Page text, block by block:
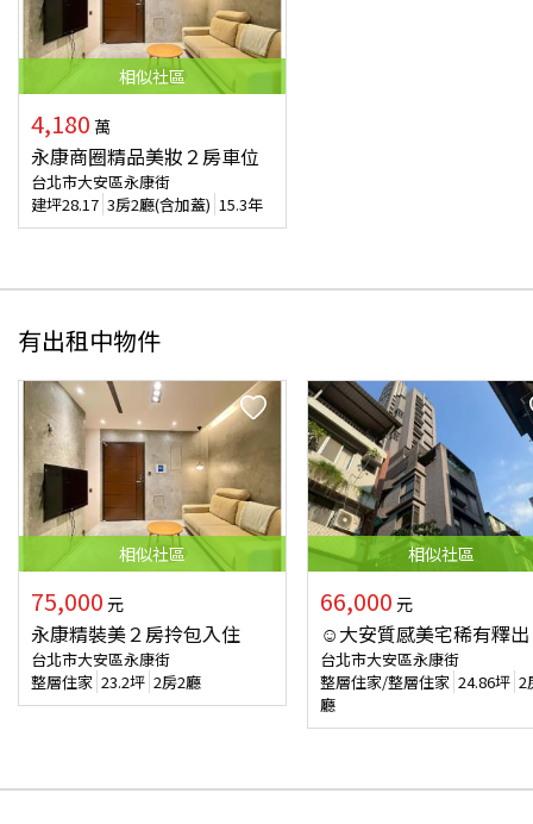
相似社區
4,180 萬
永康商圈精品美妝２房車位
台北市大安區永康街
建坪28.17 3房2廳(含加蓋) 15.3年
有出租中物件
相似社區
75,000 元
永康精裝美２房拎包入住
台北市大安區永康街
整層住家 23.2坪 2房2廳
相似社區
66,000 元
☺大安質感美宅稀有釋出
台北市大安區永康街
整層住家/整層住家 24.86坪 2
廳